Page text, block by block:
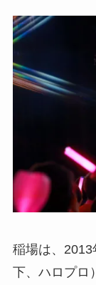
稲場は、
下、ハロプロ